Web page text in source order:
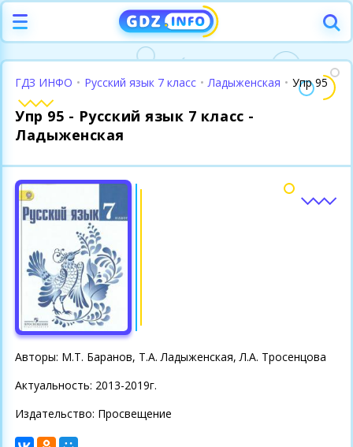
ГДЗ ИНФО • Русский язык 7 класс • Ладыженская • Упр 95
Упр 95 - Русский язык 7 класс -
Ладыженская
Авторы: М.Т. Баранов, Т.А. Ладыженская, Л.А. Тросенцова
Актуальность: 2013-2019г.
Издательство: Просвещение